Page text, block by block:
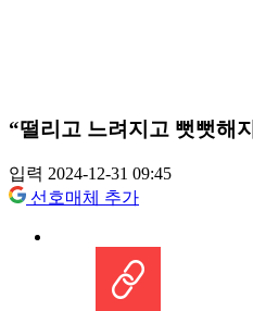
“떨리고 느려지고 뻣뻣해
입력 2024-12-31 09:45
선호매체 추가